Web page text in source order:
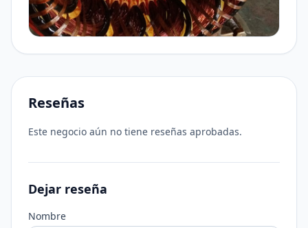
Reseñas
Este negocio aún no tiene reseñas aprobadas.
Dejar reseña
Nombre